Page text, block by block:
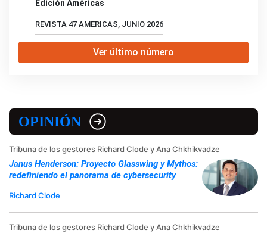
Edición Américas
REVISTA 47 AMERICAS, JUNIO 2026
Ver último número
OPINIÓN
Tribuna de los gestores Richard Clode y Ana Chkhikvadze
Janus Henderson: Proyecto Glasswing y Mythos:
redefiniendo el panorama de cybersecurity
Richard Clode
Tribuna de los gestores Richard Clode y Ana Chkhikvadze